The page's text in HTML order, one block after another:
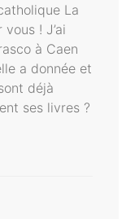
La
! J’ai
à Caen
a donnée et
déjà
ses livres ?